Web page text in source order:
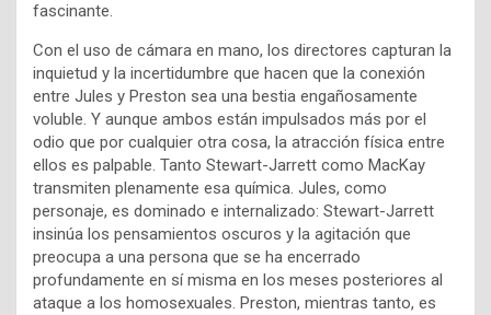
fascinante.
Con el uso de cámara en mano, los directores capturan la
inquietud y la incertidumbre que hacen que la conexión
entre Jules y Preston sea una bestia engañosamente
voluble. Y aunque ambos están impulsados ​​más por el
odio que por cualquier otra cosa, la atracción física entre
ellos es palpable. Tanto Stewart-Jarrett como MacKay
transmiten plenamente esa química. Jules, como
personaje, es dominado e internalizado: Stewart-Jarrett
insinúa los pensamientos oscuros y la agitación que
preocupa a una persona que se ha encerrado
profundamente en sí misma en los meses posteriores al
ataque a los homosexuales. Preston, mientras tanto, es